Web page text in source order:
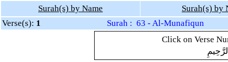
Surah(s) by Name
Surah(s) by
Verse(s): 1
Surah : 63 - Al-Munafiqun
Click on Verse